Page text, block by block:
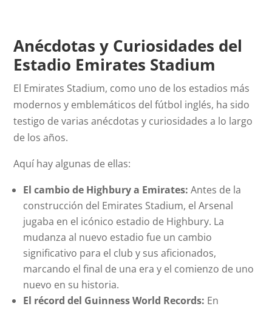
Anécdotas y Curiosidades del
Estadio Emirates Stadium
El Emirates Stadium, como uno de los estadios más
modernos y emblemáticos del fútbol inglés, ha sido
testigo de varias anécdotas y curiosidades a lo largo
de los años.
Aquí hay algunas de ellas:
El cambio de Highbury a Emirates: Antes de la
construcción del Emirates Stadium, el Arsenal
jugaba en el icónico estadio de Highbury. La
mudanza al nuevo estadio fue un cambio
significativo para el club y sus aficionados,
marcando el final de una era y el comienzo de uno
nuevo en su historia.
El récord del Guinness World Records: En